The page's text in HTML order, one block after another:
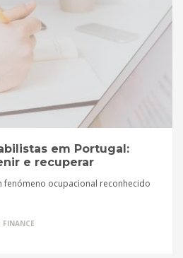
em Portugal:
e recuperar
fenómeno ocupacional reconhecido